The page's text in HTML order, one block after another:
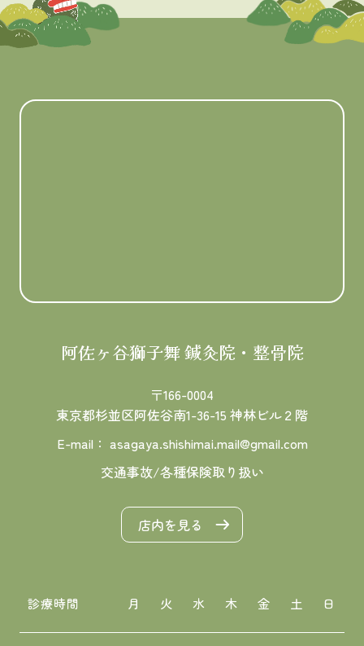
阿佐ヶ谷獅子舞 鍼灸院・整骨院
〒166-0004
東京都杉並区阿佐谷南1-36-15 神林ビル２階
E-mail： asagaya.shishimai.mail@gmail.com
交通事故/各種保険取り扱い
店内を見る
診療時間 月 火 水 木 金 土 日